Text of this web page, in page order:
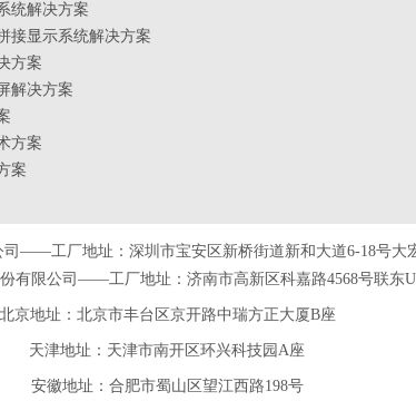
统解决方案
接显示系统解决方案
方案
解决方案
方案
案
司——工厂地址：深圳市宝安区新桥街道新和大道6-18号大
有限公司——工厂地址：济南市高新区科嘉路4568号联东
北京地址：北京市丰台区京开路中瑞方正大厦B座
天津地址 ：天津市南开区环兴科技园A座
安徽地址 ：合肥市蜀山区望江西路198号